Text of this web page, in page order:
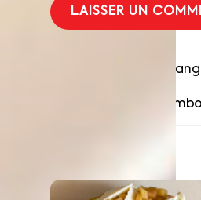
Saint-Honoré
Tarte